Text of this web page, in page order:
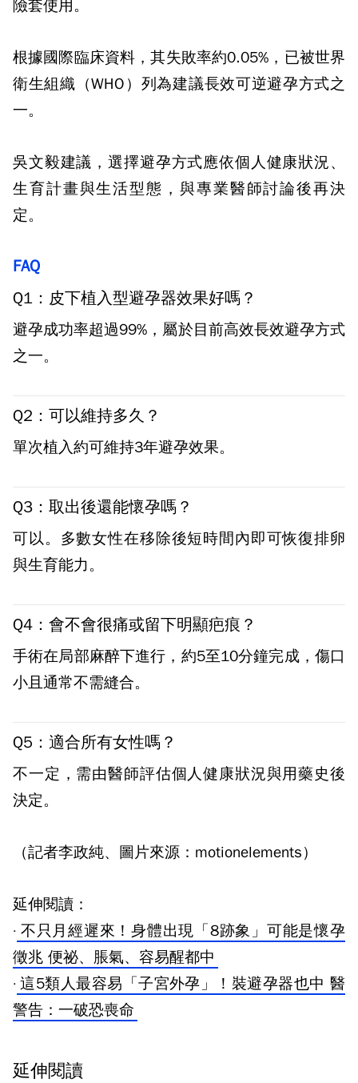
險套使用。
根據國際臨床資料，其失敗率約0.05% ，已被世界
衛生組織（WHO ）列為建議長效可逆避孕方式之
一。
吳文毅建議，選擇避孕方式應依個人健康狀況、
生育計畫與生活型態，與專業醫師討論後再決
定。
FAQ
Q1：皮下植入型避孕器效果好嗎？
避孕成功率超過99%，屬於目前高效長效避孕方式
之一。
Q2：可以維持多久？
單次植入約可維持3年避孕效果。
Q3：取出後還能懷孕嗎？
可以。多數女性在移除後短時間內即可恢復排卵
與生育能力。
Q4：會不會很痛或留下明顯疤痕？
手術在局部麻醉下進行，約5至10分鐘完成，傷口
小且通常不需縫合。
Q5：適合所有女性嗎？
不一定，需由醫師評估個人健康狀況與用藥史後
決定。
（記者李政純、圖片來源：motionelements）
延伸閱讀：
· 不只月經遲來！身體出現「8跡象」可能是懷孕
徵兆 便祕、脹氣、容易醒都中
· 這5類人最容易「子宮外孕」！裝避孕器也中 醫
警告：一破恐喪命
延伸閱讀